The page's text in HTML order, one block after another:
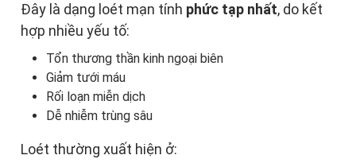
Đây là dạng loét mạn tính phức tạp nhất, do kết
hợp nhiều yếu tố:
Tổn thương thần kinh ngoại biên
Giảm tưới máu
Rối loạn miễn dịch
Dễ nhiễm trùng sâu
Loét thường xuất hiện ở: